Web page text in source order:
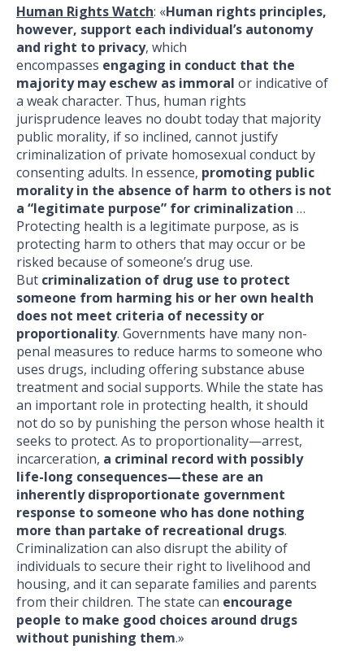
Human Rights Watch: «Human rights principles,
however, support each individual’s autonomy
and right to privacy, which
encompasses engaging in conduct that the
majority may eschew as immoral or indicative of
a weak character. Thus, human rights
jurisprudence leaves no doubt today that majority
public morality, if so inclined, cannot justify
criminalization of private homosexual conduct by
consenting adults. In essence, promoting public
morality in the absence of harm to others is not
a “legitimate purpose” for criminalization …
Protecting health is a legitimate purpose, as is
protecting harm to others that may occur or be
risked because of someone’s drug use.
But criminalization of drug use to protect
someone from harming his or her own health
does not meet criteria of necessity or
proportionality. Governments have many non-
penal measures to reduce harms to someone who
uses drugs, including offering substance abuse
treatment and social supports. While the state has
an important role in protecting health, it should
not do so by punishing the person whose health it
seeks to protect. As to proportionality—arrest,
incarceration, a criminal record with possibly
life-long consequences—these are an
inherently disproportionate government
response to someone who has done nothing
more than partake of recreational drugs.
Criminalization can also disrupt the ability of
individuals to secure their right to livelihood and
housing, and it can separate families and parents
from their children. The state can encourage
people to make good choices around drugs
without punishing them.»